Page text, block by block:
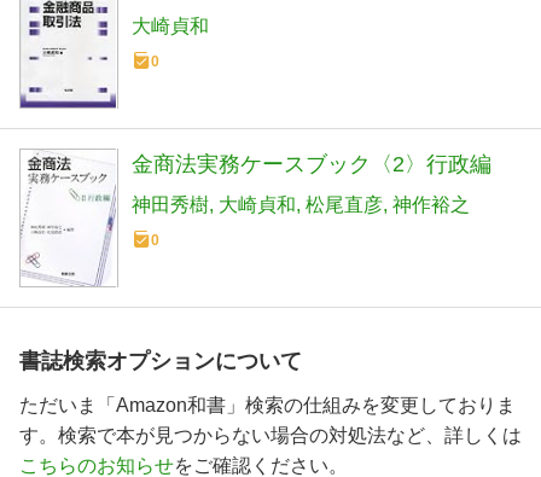
大崎貞和
0
金商法実務ケースブック〈2〉行政編
神田秀樹 大崎貞和 松尾直彦 神作裕之
0
書誌検索オプションについて
ただいま「Amazon和書」検索の仕組みを変更しておりま
す。検索で本が見つからない場合の対処法など、詳しくは
こちらのお知らせをご確認ください。